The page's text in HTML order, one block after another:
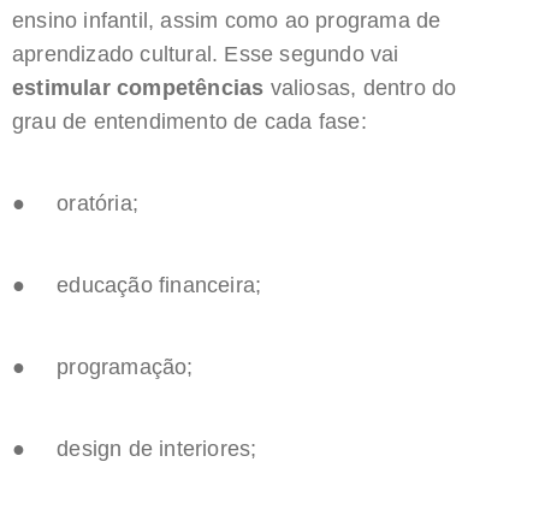
ensino infantil, assim como ao programa de
aprendizado cultural. Esse segundo vai
estimular competências valiosas, dentro do
grau de entendimento de cada fase:
● oratória;
● educação financeira;
● programação;
● design de interiores;